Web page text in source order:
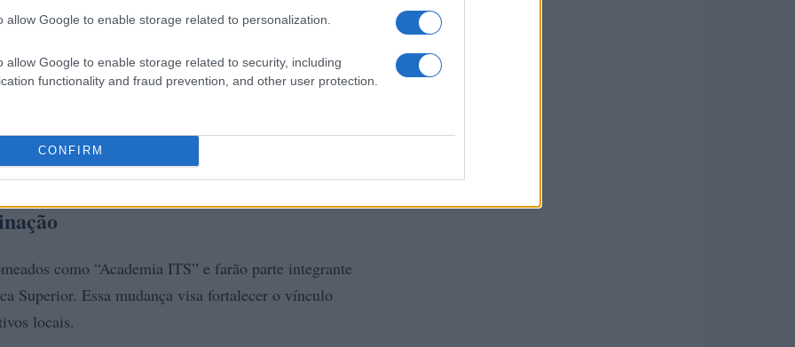
allow Google to enable storage related to personalization.
allow Google to enable storage related to security, including
functionality and fraud prevention, and other user protection.
CONFIRM
como “Academia ITS” e farão parte integrante
Superior. Essa mudança visa fortalecer o vínculo
locais.